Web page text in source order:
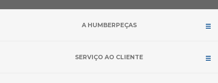
A HUMBERPEÇAS
SERVIÇO AO CLIENTE